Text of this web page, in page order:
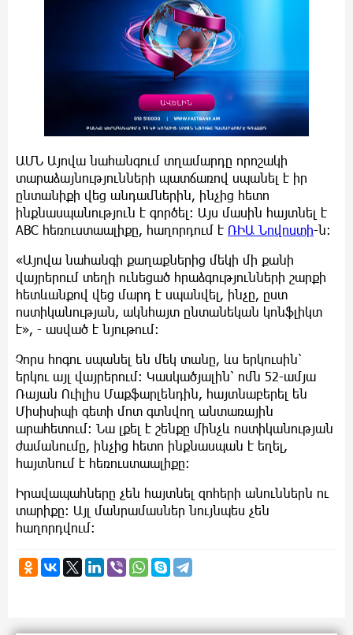
ԱՄՆ Այովա նահանգում տղամարդը որոշակի
տարաձայնությունների պատճառով սպանել է իր
ընտանիքի վեց անդամներին, ինչից հետո
ինքնասպանություն է գործել: Այս մասին հայտնել է
ABC հեռուստաալիքը, հաղորդում է ՌԻԱ Նովոստի-ն:
«Այովա նահանգի քաղաքներից մեկի մի քանի
վայրերում տեղի ունեցած հրաձգությունների շարքի
հետևանքով վեց մարդ է սպանվել, ինչը, ըստ
ոստիկանության, ակնհայտ ընտանեկան կոնֆլիկտ
է», - ասված է նյութում։
Չորս հոգու սպանել են մեկ տանը, ևս երկուսին՝
երկու այլ վայրերում։ Կասկածյալին՝ ոմն 52-ամյա
Ռայան Ուիլիս Մաքֆարլենդին, հայտնաբերել են
Միսիսիպի գետի մոտ գտնվող անտառային
արահետում։ Նա լքել է շենքը մինչև ոստիկանության
ժամանումը, ինչից հետո ինքնասպան է եղել,
հայտնում է հեռուստաալիքը։
Իրավապահները չեն հայտնել զոհերի անուններն ու
տարիքը։ Այլ մանրամասներ նույնպես չեն
հաղորդվում։